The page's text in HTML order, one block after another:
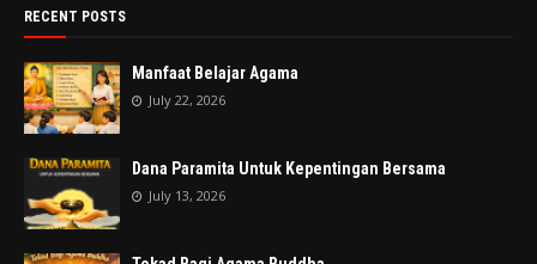
RECENT POSTS
Manfaat Belajar Agama
July 22, 2026
Dana Paramita Untuk Kepentingan Bersama
July 13, 2026